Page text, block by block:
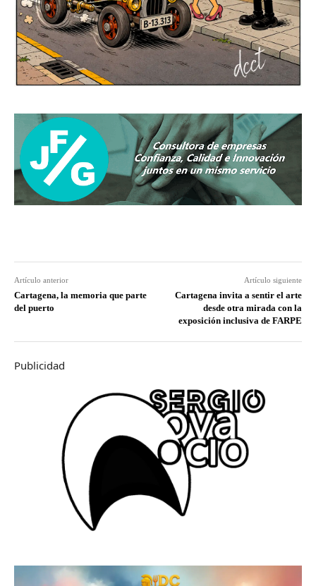
Artículo anterior
Cartagena, la memoria que parte
del puerto
Artículo siguiente
Cartagena invita a sentir el arte
desde otra mirada con la
exposición inclusiva de FARPE
Publicidad